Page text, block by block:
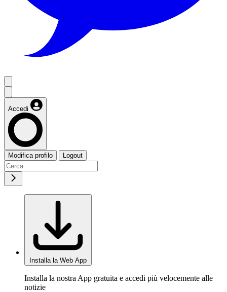
Accedi
Modifica profilo Logout
Installa la Web App
Installa la nostra App gratuita e accedi più velocemente alle
notizie